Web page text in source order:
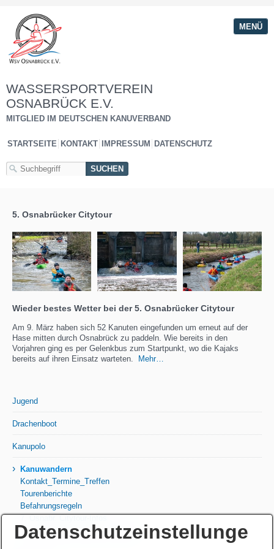
MENÜ
WASSERSPORTVEREIN
OSNABRÜCK E.V.
MITGLIED IM DEUTSCHEN KANUVERBAND
STARTSEITE KONTAKT IMPRESSUM DATENSCHUTZ
5. Osnabrücker Citytour
Wieder bestes Wetter bei der 5. Osnabrücker Citytour
Am 9. März haben sich 52 Kanuten eingefunden um erneut auf der
Hase mitten durch Osnabrück zu paddeln. Wie bereits in den
Vorjahren ging es per Gelenkbus zum Startpunkt, wo die Kajaks
bereits auf ihren Einsatz warteten.
Mehr…
Jugend
Drachenboot
Kanupolo
›
Kanuwandern
Kontakt_Termine_Treffen
Tourenberichte
Befahrungsregeln
5. Osnabrücker Citytour - Bericht
Datenschutzeinstellunge